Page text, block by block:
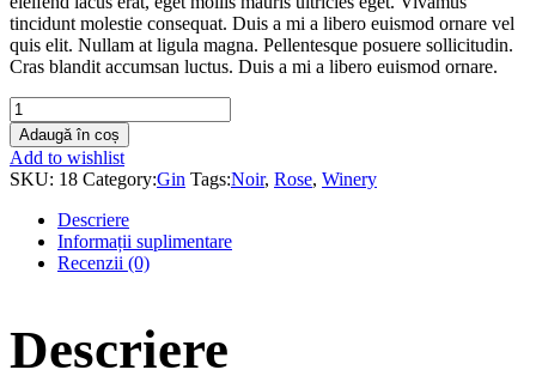
tincidunt molestie consequat. Duis a mi a libero euismod ornare vel
quis elit. Nullam at ligula magna. Pellentesque posuere sollicitudin.
Cras blandit accumsan luctus. Duis a mi a libero euismod ornare.
Bread
Chardonnay
quantity
Adaugă în coș
Add to wishlist
SKU: 18 Category:Gin Tags:Noir, Rose, Winery
Descriere
Informații suplimentare
Recenzii (0)
Descriere